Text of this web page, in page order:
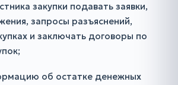
закупки подавать заявки,
запросы разъяснений,
и заключать договоры по
об остатке денежных